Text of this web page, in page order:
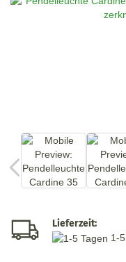
Lieferzeit:
1-